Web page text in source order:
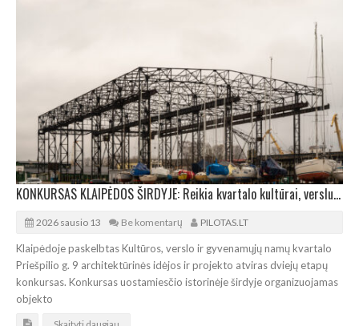
KONKURSAS KLAIPĖDOS ŠIRDYJE: Reikia kvartalo kultūrai, verslui ir gyvenimui
2026 sausio 13 Be komentarų PILOTAS.LT
Klaipėdoje paskelbtas Kultūros, verslo ir gyvenamųjų namų kvartalo
Priešpilio g. 9 architektūrinės idėjos ir projekto atviras dviejų etapų
konkursas. Konkursas uostamiesčio istorinėje širdyje organizuojamas
objekto